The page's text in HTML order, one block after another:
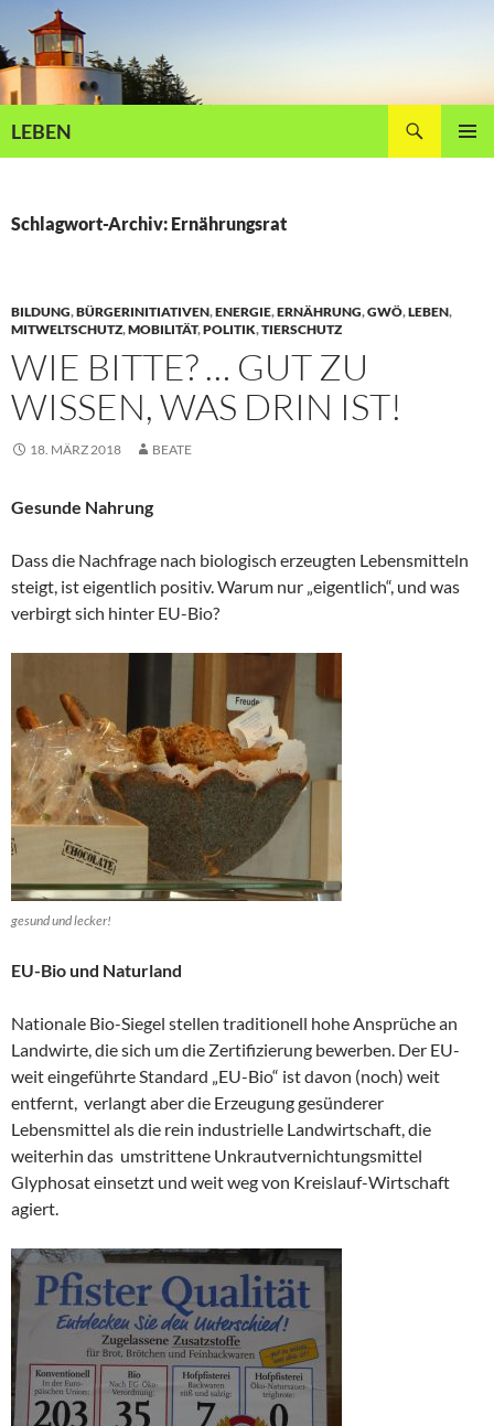
Inhalt
springen
LEBEN
Schlagwort-Archiv: Ernährungsrat
BILDUNG,BÜRGERINITIATIVEN,ENERGIE,ERNÄHRUNG,GWÖ,LEBEN,
MITWELTSCHUTZ,MOBILITÄT,POLITIK,TIERSCHUTZ
WIE BITTE? … GUT ZU
WISSEN, WAS DRIN IST!
18. MÄRZ 2018 BEATE
Gesunde Nahrung
Dass die Nachfrage nach biologisch erzeugten Lebensmitteln
steigt, ist eigentlich positiv. Warum nur „eigentlich“, und was
verbirgt sich hinter EU-Bio?
gesund und lecker!
EU-Bio und Naturland
Nationale Bio-Siegel stellen traditionell hohe Ansprüche an
Landwirte, die sich um die Zertifizierung bewerben. Der EU-
weit eingeführte Standard „EU-Bio“ ist davon (noch) weit
entfernt, verlangt aber die Erzeugung gesünderer
Lebensmittel als die rein industrielle Landwirtschaft, die
weiterhin das umstrittene Unkrautvernichtungsmittel
Glyphosat einsetzt und weit weg von Kreislauf-Wirtschaft
agiert.